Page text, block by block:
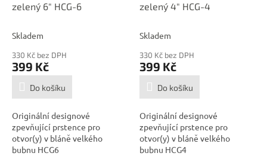
zelený 6" HCG-6
Skladem
330 Kč bez DPH
399 Kč
Do košíku
Originální designové
zpevňující prstence pro
otvor(y) v bláně velkého
bubnu HCG6
zelený 4" HCG-4
Skladem
330 Kč bez DPH
399 Kč
Do košíku
Originální designové
zpevňující prstence pro
otvor(y) v bláně velkého
bubnu HCG4